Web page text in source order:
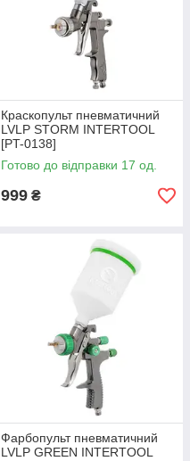
Краскопульт пневматичний
LVLP STORM INTERTOOL
[PT-0138]
Готово до відправки 17 од.
999 ₴
Фарбопульт пневматичний
LVLP GREEN INTERTOOL